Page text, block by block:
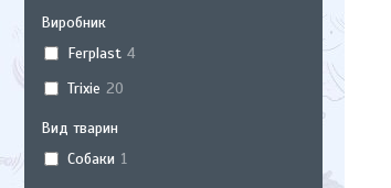
Виробник
Ferplast 4
Trixie 20
Вид тварин
Собаки 1